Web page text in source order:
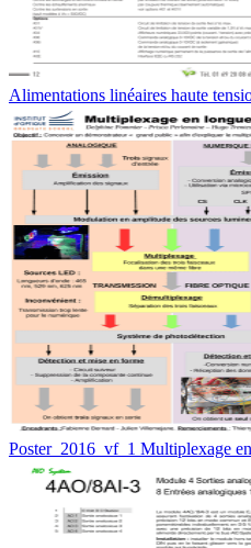
Alimentations linéaires haute
Poster_2016_vf_1 Multiplexage